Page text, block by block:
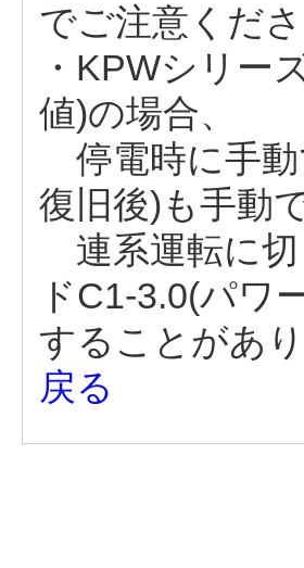
でご注意くださ
・KPWシリー
値)の場合、
停電時に手動
復旧後)も手動
連系運転に切
ドC1-3.0(パワ
することがあり
戻る